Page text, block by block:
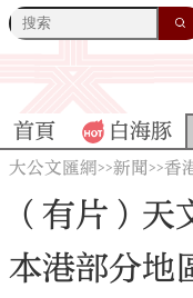
首頁 白海豚
大公文匯網>>新聞>>香
（有片）
本港部分地